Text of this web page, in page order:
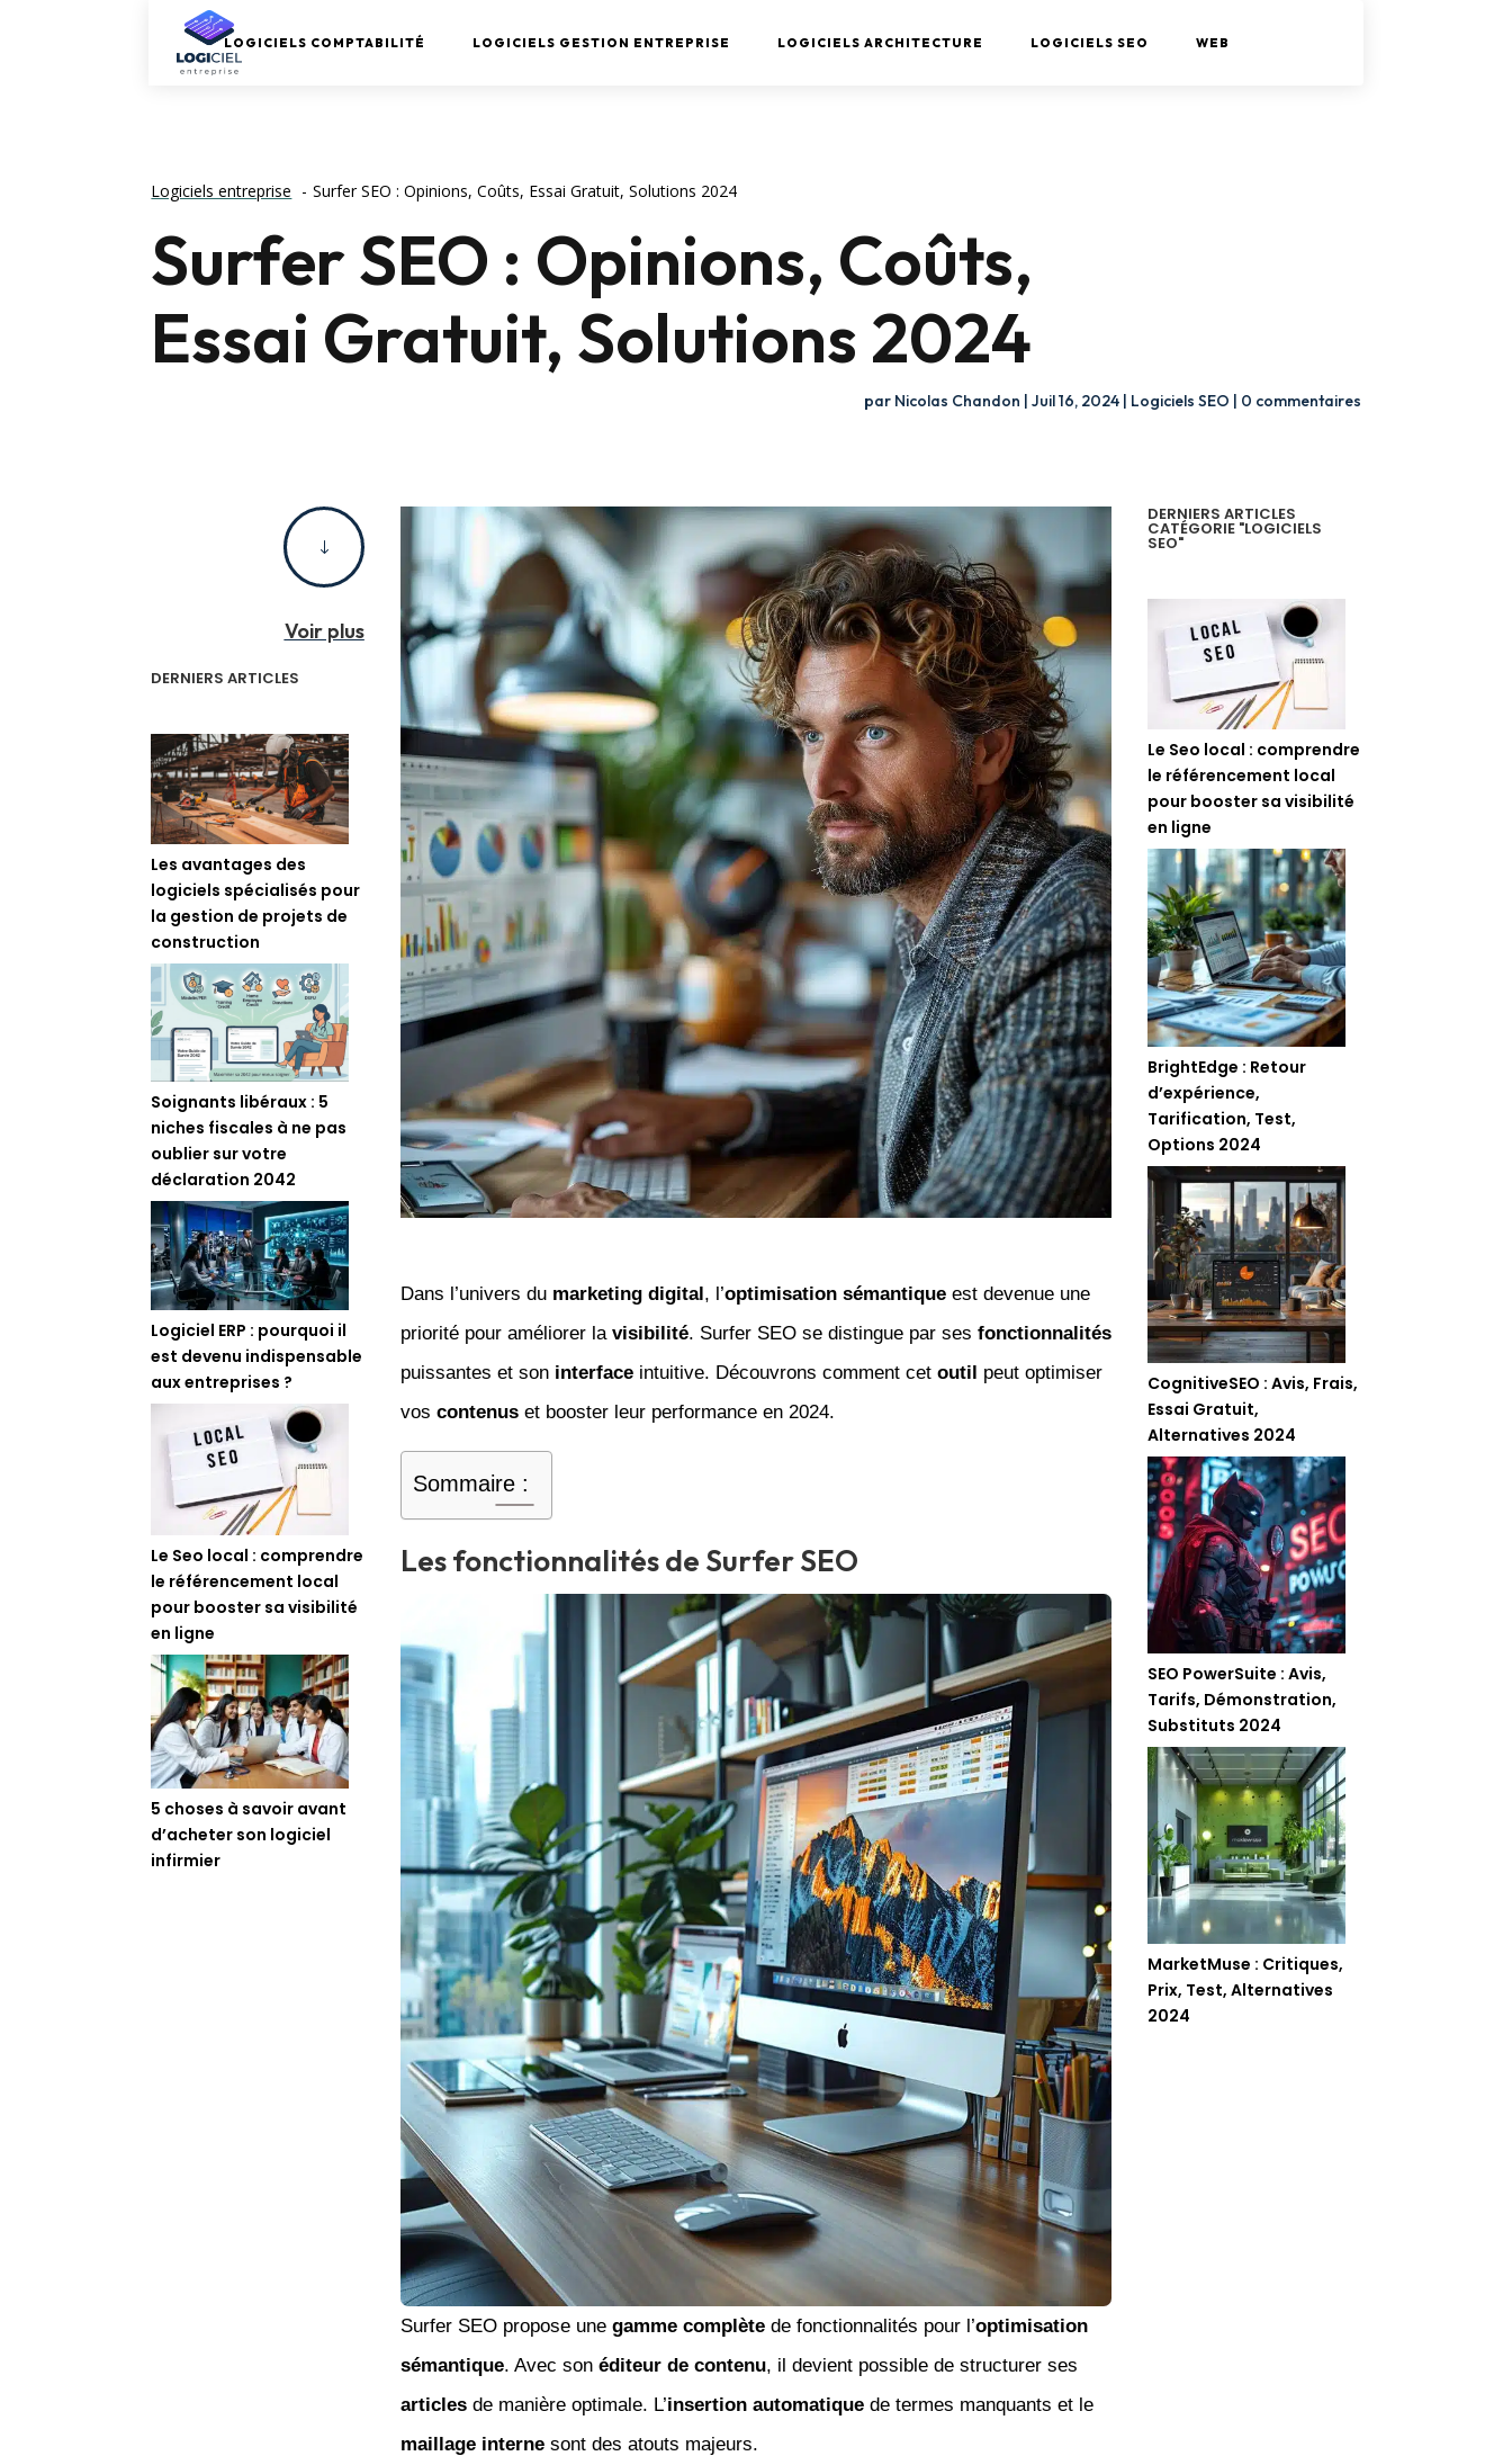
LOGICIELS COMPTABILITÉ LOGICIELS GESTION ENTREPRISE LOGICIELS ARCHITECTURE LOGICIELS SEO WEB
Logiciels entreprise Surfer SEO : Opinions, Coûts, Essai Gratuit, Solutions 2024
Surfer SEO : Opinions, Coûts,
Essai Gratuit, Solutions 2024
par Nicolas Chandon | Juil 16, 2024| Logiciels SEO | 0 commentaires
"
Voir plus
DERNIERS ARTICLES
Les avantages des
logiciels spécialisés pour
la gestion de projets de
construction
Soignants libéraux : 5
niches fiscales à ne pas
oublier sur votre
déclaration 2042
Logiciel ERP : pourquoi il
est devenu indispensable
aux entreprises ?
Le Seo local : comprendre
le référencement local
pour booster sa visibilité
en ligne
5 choses à savoir avant
d’acheter son logiciel
infirmier
Dans l’univers du marketing digital , l’optimisation sémantiqueest devenue une
priorité pour améliorer la visibilité. Surfer SEO se distingue par ses fonctionnalités
puissantes et son interfaceintuitive. Découvrons comment cet outil
peut optimiser
vos contenuset booster leur performance en 2024.
Sommaire :
Les fonctionnalités de Surfer SEO
Surfer SEO propose une gamme complètede fonctionnalités pour l’optimisation
sémantique. Avec son éditeur de contenu, il devient possible de structurer ses
articlesde manière optimale. L’insertion automatiquede termes manquants et le
maillage internesont des atouts majeurs.
DERNIERS ARTICLES
CATÉGORIE "LOGICIELS
SEO"
Le Seo local : comprendre
le référencement local
pour booster sa visibilité
en ligne
BrightEdge : Retour
d’expérience,
Tarification, Test,
Options 2024
CognitiveSEO : Avis, Frais,
Essai Gratuit,
Alternatives 2024
SEO PowerSuite : Avis,
Tarifs, Démonstration,
Substituts 2024
MarketMuse : Critiques,
Prix, Test, Alternatives
2024